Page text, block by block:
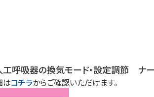
工呼吸器の換気モード・設定調節 ナー
はコチラからご確認いただけます。